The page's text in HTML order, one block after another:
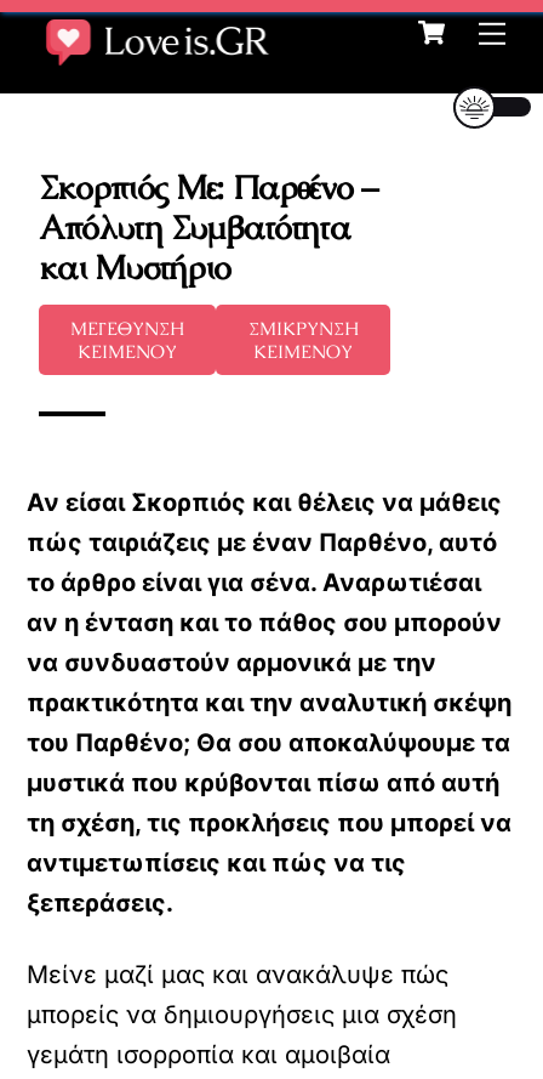
Skip
content
Cart
Σκορπιός Με: Παρθένο –
Απόλυτη Συμβατότητα
και Μυστήριο
ΜΕΓΕΘΥΝΣΗ
ΚΕΙΜΕΝΟΥ
ΣΜΙΚΡΥΝΣΗ
ΚΕΙΜΕΝΟΥ
Αν είσαι Σκορπιός και θέλεις να μάθεις
πώς ταιριάζεις με έναν Παρθένο, αυτό
το άρθρο είναι για σένα. Αναρωτιέσαι
αν η ένταση και το πάθος σου μπορούν
να συνδυαστούν αρμονικά με την
πρακτικότητα και την αναλυτική σκέψη
του Παρθένο; Θα σου αποκαλύψουμε τα
μυστικά που κρύβονται πίσω από αυτή
τη σχέση, τις προκλήσεις που μπορεί να
αντιμετωπίσεις και πώς να τις
ξεπεράσεις.
Μείνε μαζί μας και ανακάλυψε πώς
μπορείς να δημιουργήσεις μια σχέση
γεμάτη ισορροπία και αμοιβαία